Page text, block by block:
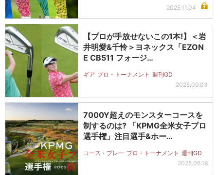
2025.11.04
【プロが手放せないこの1本!】＜岩
井明愛&千怜＞ヨネックス「EZON
E CB511 フォージ…
ギア プロ・トーナメント 週刊GD
2025.09.03
7000Y超えのモンスターコースを
制するのは? 「KPMG全米女子プロ
選手権」注目選手&ホー…
コース・プレー プロ・トーナメント 週刊GD
2025.06.18